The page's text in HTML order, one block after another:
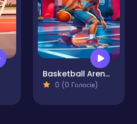
Basketball Arena Ultimate Hoops Showdown
0 (0 Голосів)